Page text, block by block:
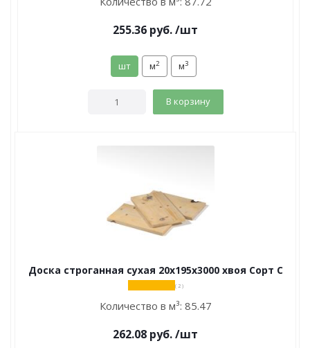
255.36 руб./шт
шт м2 м3
В корзину
Доска строганная сухая 20х195х3000 хвоя Сорт С
( 2 )
Количество в м³: 85.47
262.08 руб./шт